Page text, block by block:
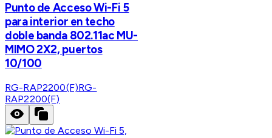
Punto de Acceso Wi-Fi 5
para interior en techo
doble banda 802.11ac MU-
MIMO 2X2, puertos
10/100
RG-RAP2200(F)RG-
RAP2200(F)